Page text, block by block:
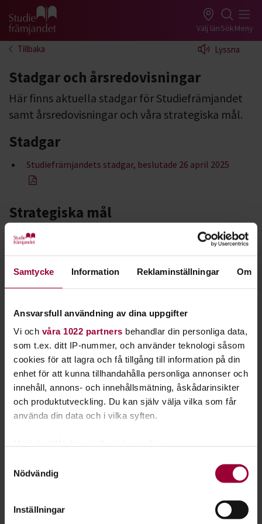
Samtycke Information Reklaminställningar Om
Ansvarsfull användning av dina uppgifter
Vi och våra 1022 partners behandlar din personliga data,
som t.ex. ditt IP-nummer, och använder teknologi såsom
cookies för att lagra och få tillgång till information på din
enhet för att kunna tillhandahålla personliga annonser och
innehåll, annons- och innehållsmätning, åskådarinsikter
och produktutveckling. Du kan själv välja vilka som får
använda din data och i vilka syften.
som kan ha en noggrannhet på upp till flera meter
Ta reda på mer om hur dina personliga uppgifter
Nödvändig
Inställningar
Gå till studiefrämjandets startsida Välj länSökMeny
Tillbaka Lyssna
Stadgar och årsredovisningar
Här finns aktuella stadgar för Studiefrämjandet
samt årsredovisningar och våra strategiska mål.
Stadgar
Studiefrämjandets stadgar, beslutade 26 april 2025
Strategiska mål
Studiefrämjandets strategiska mål 2024 - 2027
Strategi 2131
Strategi 2131 - Studiefrämjandets kompass mot
2021)
Årsredovisningar och
verksamhetsberättelser
Studiefrämjandets årsredovisning 2025
Studiefrämjandets årsredovisning 2024
Studiefrämjandets årsredovisning 2022
Studiefrämjandets årsredovisning 2020
Studiefrämjandets årsredovisning 2018